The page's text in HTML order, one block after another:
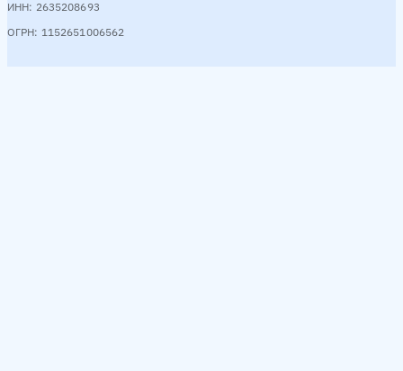
ИНН: 2635208693
ОГРН: 1152651006562